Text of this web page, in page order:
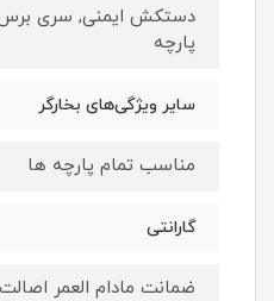
دستکش ایمنی, سری
پارچه
سایر ویژگی‌های بخارگر
مناسب تمام پارچه ها
گارانتی